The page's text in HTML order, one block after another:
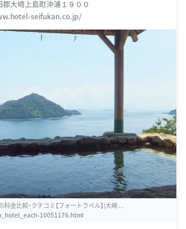
郡大崎上島町沖浦１９００
seifukan.co.jp/
金比較・クチコミ【フォートラベル】|大崎 ...
10051176.html